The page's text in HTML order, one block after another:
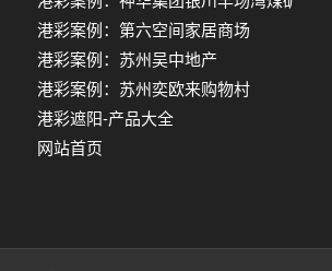
港彩案例：第六空间家居商场
港彩案例：苏州吴中地产
港彩案例：苏州奕欧来购物村
港彩遮阳-产品大全
网站首页